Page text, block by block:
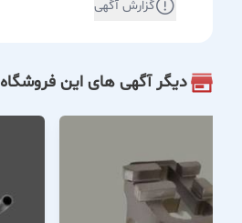
گزارش آگهی
دیگر آگهی های این فروشگاه